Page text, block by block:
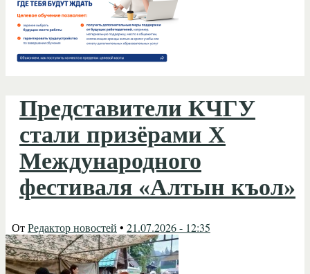
Представители КЧГУ
стали призёрами X
Международного
фестиваля «Алтын къол»
ОтРедактор новостей • 21.07.2026 - 12:35